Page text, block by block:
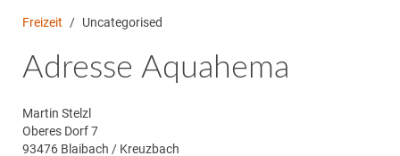
Freizeit Uncategorised
Adresse Aquahema
Martin Stelzl
Oberes Dorf 7
93476 Blaibach / Kreuzbach